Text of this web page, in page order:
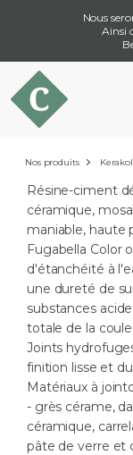
Nous
Ainsi
Nos produits
Résine-ciment
céramique,
maniable, haute
Fugabella Color
d'étanchéité à
une dureté de
substances
totale de la
Joints
finition lisse et
Matériaux à
- grès cérame,
céramique,
pâte de verre et